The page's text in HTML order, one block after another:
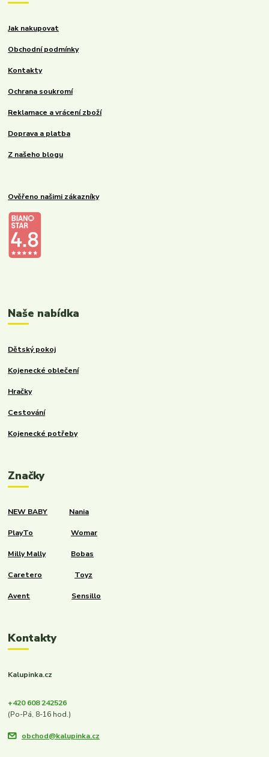
Jak nakupovat
Obchodní podmínky
Kontakty
Ochrana soukromí
Reklamace a vrácení zboží
Doprava a platba
Z našeho blogu
Ověřeno našimi zákazníky
Naše nabídka
Dětský pokoj
Kojenecké oblečení
Hračky
Cestování
Kojenecké potřeby
Značky
NEW BABY Nania
PlayTo Womar
Milly Mally Bobas
Caretero Toyz
Avent Sensillo
Kontakty
Kalupinka.cz
+420 608 242526
(Po-Pá, 8-16 hod.)
obchod@kalupinka.cz